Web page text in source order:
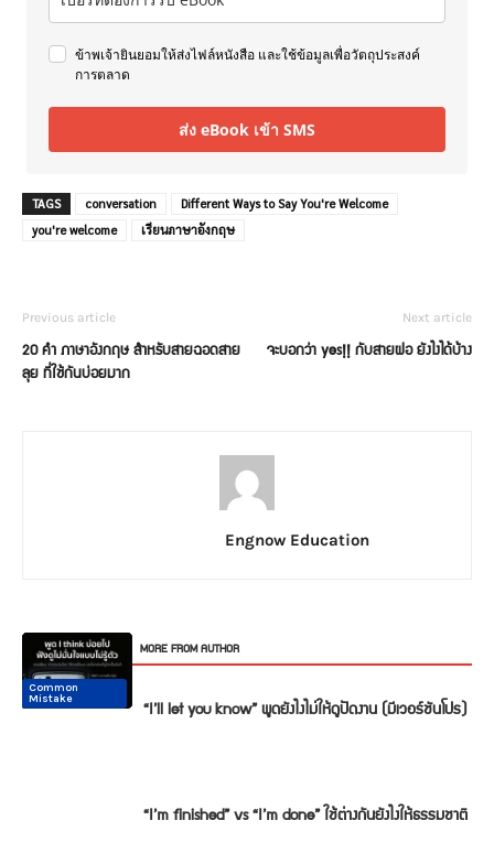
ข้าพเจ้ายินยอมให้ส่งไฟล์หนังสือ และใช้ข้อมูลเพื่อวัตถุประสงค์
การตลาด
ส่ง eBook เข้า SMS
TAGS conversation
Different Ways to Say You're Welcome
you're welcome
เรียนภาษาอังกฤษ
Previous article
20 คำ ภาษาอังกฤษ สำหรับสายฉอดสาย
ลุย ที่ใช้กันบ่อยมาก
Next article
จะบอกว่า yes!! กับสายฝอ ยังไงได้บ้าง
Engnow Education
RELATED ARTICLES MORE FROM AUTHOR
Conversation “I’ll let you know” พูดยังไงไม่ให้ดูปัดงาน (มีเวอร์ชันโปร)
Conversation
“I’m finished” vs “I’m done” ใช้ต่างกันยังไงให้ธรรมชาติ
Conversation
Conversation
Common
Mistake
Common
Mistake